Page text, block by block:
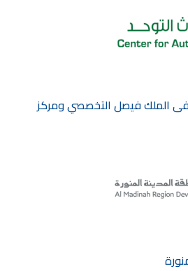
الملك فيصل التخصصي ومركز